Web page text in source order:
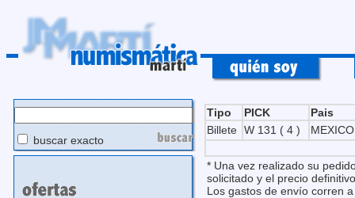
buscar exacto
Tipo PICK
Pais
Billete W 131 ( 4 )
* Una vez realizado su
solicitado y el precio
Los gastos de envío corren